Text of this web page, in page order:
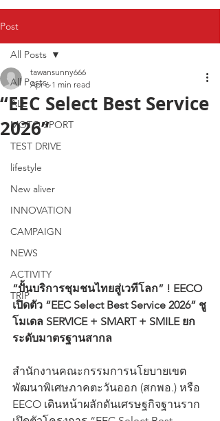
Post
All Posts
ALL
MOTO SPORT
TEST DRIVE
lifestyle
New aliver
INNOVATION
CAMPAIGN
NEWS
ACTIVITY
TRIP
All Posts
“EEC Select Best Service
2026”
tawansunny666
Apr 6 1 min read
“ปั้นบริการชุมชนไทยสู่เวทีโลก” ! EECO
เปิดตัว “EEC Select Best Service 2026” ชู
โมเดล SERVICE + SMART + SMILE ยก
ระดับมาตรฐานสากล
สำนักงานคณะกรรมการนโยบายเขต
พัฒนาพิเศษภาคตะวันออก (สกพอ.) หรือ
EECO เดินหน้าผลักดันเศรษฐกิจฐานราก